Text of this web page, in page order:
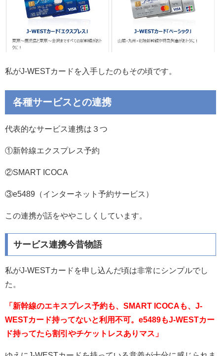
私がJ-WESTカードを入手したのもその頃です。
各種サービスとの連携
代表的なサービス連携は３つ
①新幹線エクスプレス予約
②SMART ICOCA
③e5489（インターネット予約サービス）
この連携が話をややこしくしています。
サービス連携今昔物語
私がJ-WESTカードを申し込んだ頃は非常にシンプルでし
た。
「新幹線のエキスプレス予約も、SMART ICOCAも、J-
WESTカード持ってないと利用不可。e5489もJ-WESTカー
ド持ってたら割引やチケットレスありマス」